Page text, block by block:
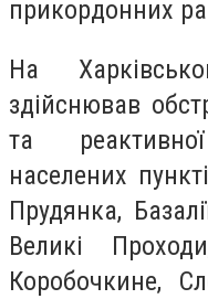
прикордонних
На
здійснював
та
населених
Прудянка,
Великі
Коробочкине,